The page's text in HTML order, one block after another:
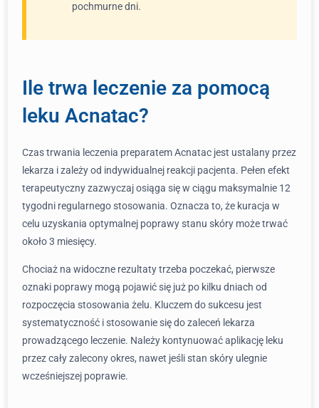
pochmurne dni.
Ile trwa leczenie za pomocą
leku Acnatac?
Czas trwania leczenia preparatem Acnatac jest ustalany przez
lekarza i zależy od indywidualnej reakcji pacjenta. Pełen efekt
terapeutyczny zazwyczaj osiąga się w ciągu maksymalnie 12
tygodni regularnego stosowania. Oznacza to, że kuracja w
celu uzyskania optymalnej poprawy stanu skóry może trwać
około 3 miesięcy.
Chociaż na widoczne rezultaty trzeba poczekać, pierwsze
oznaki poprawy mogą pojawić się już po kilku dniach od
rozpoczęcia stosowania żelu. Kluczem do sukcesu jest
systematyczność i stosowanie się do zaleceń lekarza
prowadzącego leczenie. Należy kontynuować aplikację leku
przez cały zalecony okres, nawet jeśli stan skóry ulegnie
wcześniejszej poprawie.